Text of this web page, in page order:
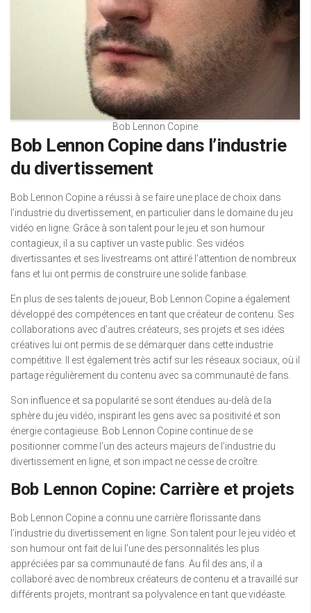
Bob Lennon Copine
Bob Lennon Copine dans l’industrie
du divertissement
Bob Lennon Copine a réussi à se faire une place de choix dans
l’industrie du divertissement, en particulier dans le domaine du jeu
vidéo en ligne. Grâce à son talent pour le jeu et son humour
contagieux, il a su captiver un vaste public. Ses vidéos
divertissantes et ses livestreams ont attiré l’attention de nombreux
fans et lui ont permis de construire une solide fanbase.
En plus de ses talents de joueur, Bob Lennon Copine a également
développé des compétences en tant que créateur de contenu. Ses
collaborations avec d’autres créateurs, ses projets et ses idées
créatives lui ont permis de se démarquer dans cette industrie
compétitive. Il est également très actif sur les réseaux sociaux, où il
partage régulièrement du contenu avec sa communauté de fans.
Son influence et sa popularité se sont étendues au-delà de la
sphère du jeu vidéo, inspirant les gens avec sa positivité et son
énergie contagieuse. Bob Lennon Copine continue de se
positionner comme l’un des acteurs majeurs de l’industrie du
divertissement en ligne, et son impact ne cesse de croître.
Bob Lennon Copine: Carrière et projets
Bob Lennon Copine a connu une carrière florissante dans
l’industrie du divertissement en ligne. Son talent pour le jeu vidéo et
son humour ont fait de lui l’une des personnalités les plus
appréciées par sa communauté de fans. Au fil des ans, il a
collaboré avec de nombreux créateurs de contenu et a travaillé sur
différents projets, montrant sa polyvalence en tant que vidéaste.